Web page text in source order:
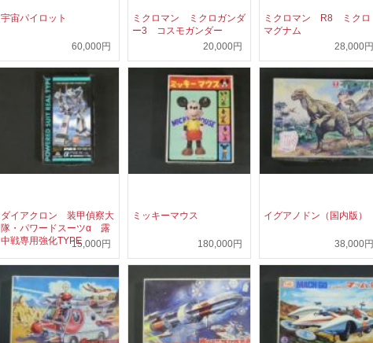
宇宙パイロット
60,000円
ミクロマン ミクロガンダ
ー3 コスモガンダー
20,000円
ミクロマン R8 ミクロ
マグナム
28,000円
ダイアクロン 装甲偵察大
隊・パワードスーツα 露
中戦専用強化TYPE15,000円
ミッキーマウス
180,000円
イグアノドン（国内版）
38,000円